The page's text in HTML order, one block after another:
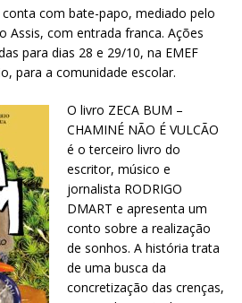
com bate-papo, mediado pelo
Assis, com entrada franca. Ações
para dias 28 e 29/10, na EMEF
para a comunidade escolar.
O livro ZECA BUM –
CHAMINÉ NÃO É VULCÃO
é o terceiro livro do
escritor, músico e
jornalista RODRIGO
DMART e apresenta um
conto sobre a realização
de sonhos. A história trata
de uma busca da
concretização das crenças,